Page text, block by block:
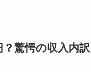
驚愕の収入内